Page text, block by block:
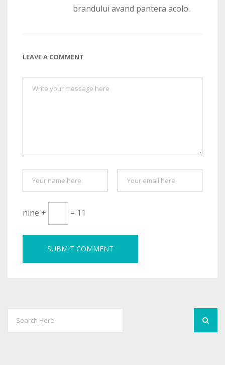
brandului avand pantera acolo.
LEAVE A COMMENT
nine + = 11